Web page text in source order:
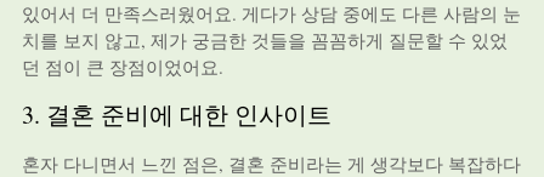
있어서 더 만족스러웠어요. 게다가 상담 중에도 다른 사람의 눈
치를 보지 않고, 제가 궁금한 것들을 꼼꼼하게 질문할 수 있었
던 점이 큰 장점이었어요.
3. 결혼 준비에 대한 인사이트
혼자 다니면서 느낀 점은, 결혼 준비라는 게 생각보다 복잡하다